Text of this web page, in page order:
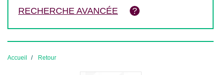
RECHERCHE AVANCÉE
Accueil Retour